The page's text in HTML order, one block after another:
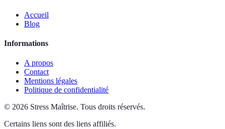
Accueil
Blog
Informations
A propos
Contact
Mentions légales
Politique de confidentialité
© 2026 Stress Maîtrise. Tous droits réservés.
Certains liens sont des liens affiliés.